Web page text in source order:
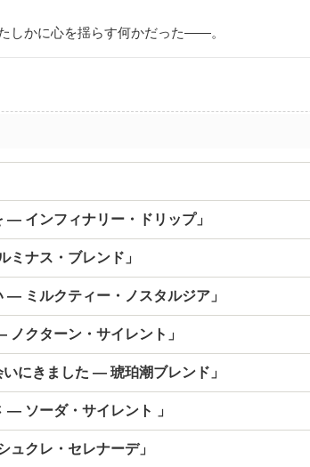
しかに心を揺らす何かだった――。
インフィナリー・ドリップ」
ナス・ブレンド」
ミルクティー・ノスタルジア」
クターン・サイレント」
にきました ― 琥珀潮ブレンド」
ソーダ・サイレント 」
クレ・セレナーデ」